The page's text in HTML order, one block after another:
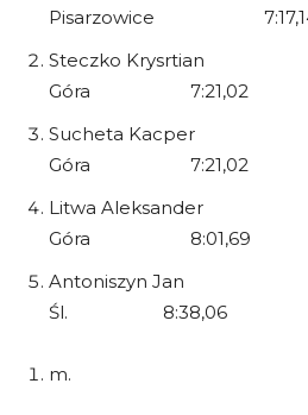
Pisarzowice
Steczko Krysrtian
Góra 7:21,02
Sucheta Kacper
Góra 7:21,02
Litwa Aleksander
Góra 8:01,69
Antoniszyn Jan
Śl. 8:38,06
m.